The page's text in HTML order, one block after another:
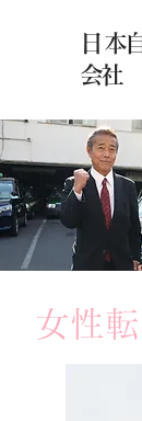
日本
会社
女性